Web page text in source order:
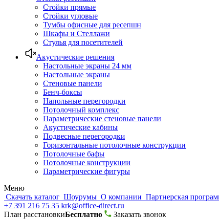
Стойки прямые
Стойки угловые
Тумбы офисные для ресепшн
Шкафы и Стеллажи
Стулья для посетителей
Акустические решения
Настольные экраны 24 мм
Настольные экраны
Стеновые панели
Бенч-боксы
Напольные перегородки
Потолочный комплекс
Параметрические стеновые панели
Акустические кабины
Подвесные перегородки
Горизонтальные потолочные конструкции
Потолочные бафы
Потолочные конструкции
Параметрические фигуры
Меню
Скачать каталог Шоурумы О компании Партнерская
+7 391 216 75 35 krk@office-direct.ru
План расстановкиБесплатно
Заказать звонок